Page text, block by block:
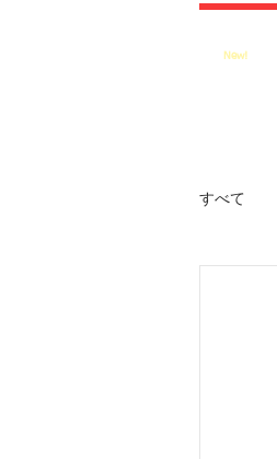
New!
すべて